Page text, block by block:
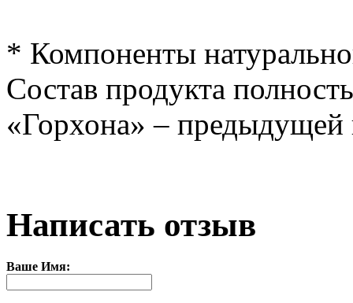
* Компоненты
Состав продукта
«Горхона» – предыдущей
Написать отзыв
Ваше Имя: